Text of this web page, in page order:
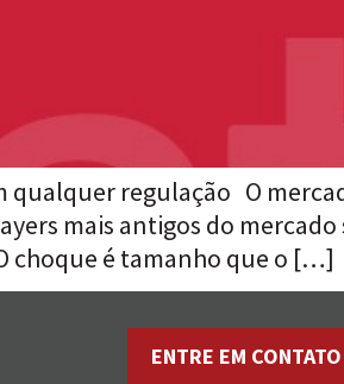
qualquer regulação O
mais antigos do mercado
choque é tamanho que o […]
ENTRE EM CONTATO